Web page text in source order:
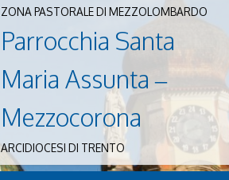
ZONA PASTORALE DI MEZZOLOMBARDO
Parrocchia Santa
Maria Assunta –
Mezzocorona
ARCIDIOCESI DI TRENTO